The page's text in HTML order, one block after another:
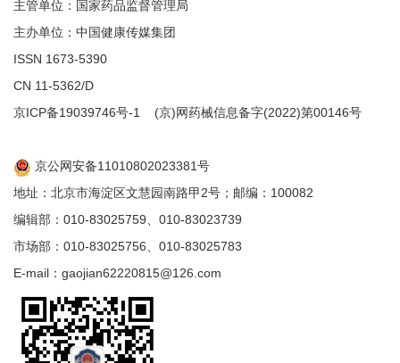
主管单位：国家药品监督管理局
主办单位：中国健康传媒集团
ISSN 1673-5390
CN 11-5362/D
京ICP备19039746号-1 (京)网药械信息备字(2022)第00146号
京公网安备11010802023381号
地址：北京市海淀区文慧园南路甲2号；邮编：100082
编辑部：010-83025759、010-83023739
市场部：010-83025756、010-83025783
E-mail：gaojian62220815@126.com